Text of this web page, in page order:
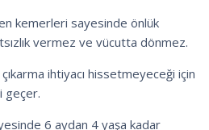
kemerleri sayesinde önlük
vermez ve vücutta dönmez.
ihtiyacı hissetmeyeceği için
geçer.
6 aydan 4 yaşa kadar